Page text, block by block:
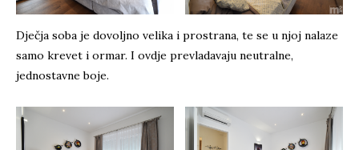
Dječja soba je dovoljno velika i prostrana, te se u njoj nalaze
samo krevet i ormar. I ovdje prevladavaju neutralne,
jednostavne boje.